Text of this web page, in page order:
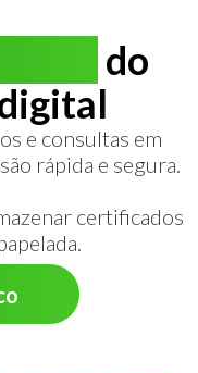
do
e consultas em
rápida e segura.
certificados